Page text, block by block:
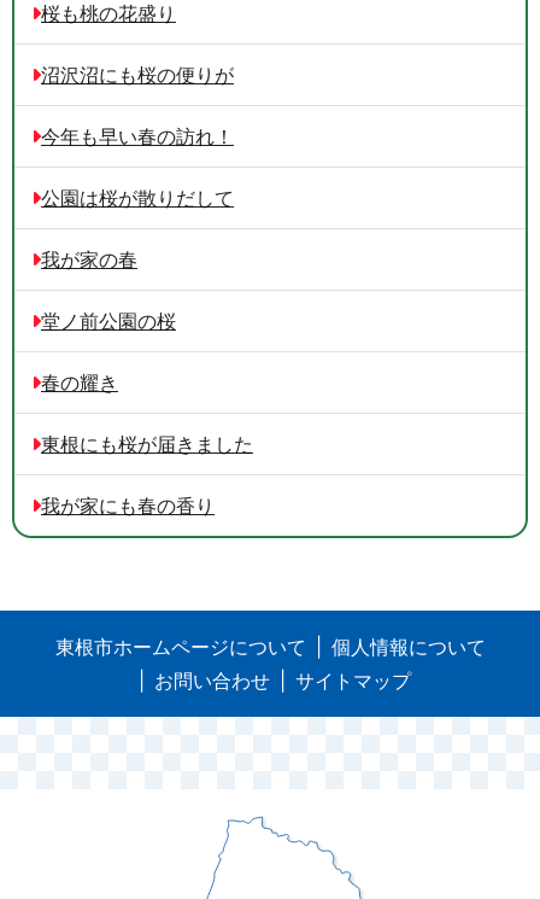
桜も桃の花盛り
沼沢沼にも桜の便りが
今年も早い春の訪れ！
公園は桜が散りだして
我が家の春
堂ノ前公園の桜
春の耀き
東根にも桜が届きました
我が家にも春の香り
東根市ホームページについて
個人情報について
お問い合わせ
サイトマップ